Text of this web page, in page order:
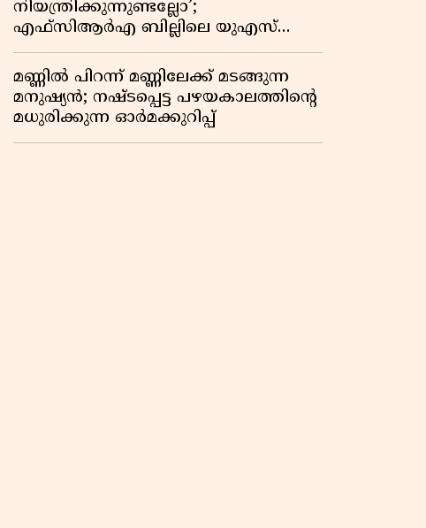
നിയന്ത്രിക്കുന്നുണ്ടല്ലോ’;
എഫ്സിആർഎ ബില്ലിലെ യുഎസ്
വിമർശനങ്ങൾക്ക് മറുപടിയുമായി ഇന്ത്യ
മണ്ണിൽ പിറന്ന് മണ്ണിലേക്ക് മടങ്ങുന്ന
മനുഷ്യൻ; നഷ്ടപ്പെട്ട പഴയകാലത്തിൻ്റെ
മധുരിക്കുന്ന ഓർമക്കുറിപ്പ്